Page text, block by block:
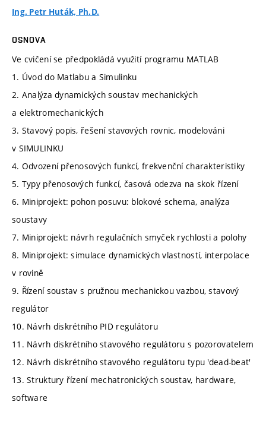
Ing. Petr Huták, Ph.D.
OSNOVA
Ve cvičení se předpokládá využití programu MATLAB
1. Úvod do Matlabu a Simulinku
2. Analýza dynamických soustav mechanických
a elektromechanických
3. Stavový popis, řešení stavových rovnic, modelováni
v SIMULINKU
4. Odvození přenosových funkcí, frekvenční charakteristiky
5. Typy přenosových funkcí, časová odezva na skok řízení
6. Miniprojekt: pohon posuvu: blokové schema, analýza
soustavy
7. Miniprojekt: návrh regulačních smyček rychlosti a polohy
8. Miniprojekt: simulace dynamických vlastností, interpolace
v rovině
9. Řízení soustav s pružnou mechanickou vazbou, stavový
regulátor
10. Návrh diskrétního PID regulátoru
11. Návrh diskrétního stavového regulátoru s pozorovatelem
12. Návrh diskrétního stavového regulátoru typu 'dead-beat'
13. Struktury řízení mechatronických soustav, hardware,
software